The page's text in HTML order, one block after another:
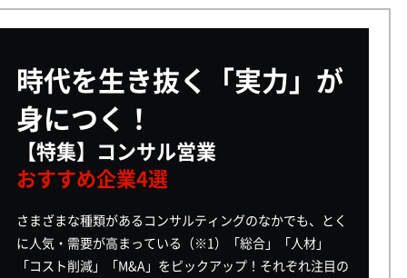
時代を生き抜く「実力」が
身につく！
【特集】コンサル営業
おすすめ企業4選
さまざまな種類があるコンサルティングのなかでも、とく
に人気・需要が高まっている（※1）「総合」「人材」
「コスト削減」「M&A」をピックアップ！それぞれ注目の